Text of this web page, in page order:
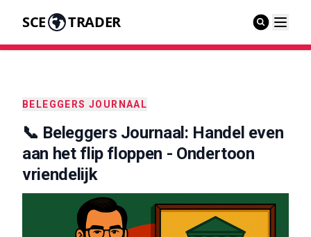
SCE TRADER
BELEGGERS JOURNAAL
📞 Beleggers Journaal: Handel even
aan het flip floppen - Ondertoon
vriendelijk